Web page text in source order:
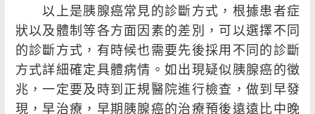
以上是胰腺癌常見的診斷方式，根據患者症
狀以及體制等各方面因素的差別，可以選擇不同
的診斷方式，有時候也需要先後採用不同的診斷
方式詳細確定具體病情。如出現疑似胰腺癌的徵
兆，一定要及時到正規醫院進行檢查，做到早發
現，早治療，早期胰腺癌的治療預後遠遠比中晚